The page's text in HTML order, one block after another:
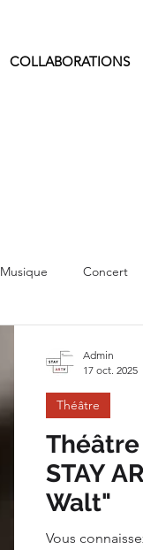
COLLABORATIONS
Musique Concert
STAY
Walt"
Vous
Théâtre
Admin
17 oct. 2025